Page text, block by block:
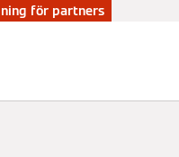
för partners